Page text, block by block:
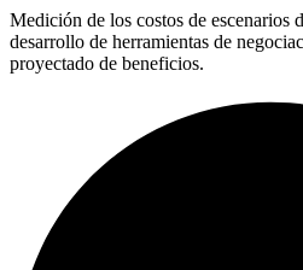
Medición de los costos de escenarios
desarrollo de herramientas de
proyectado de beneficios.